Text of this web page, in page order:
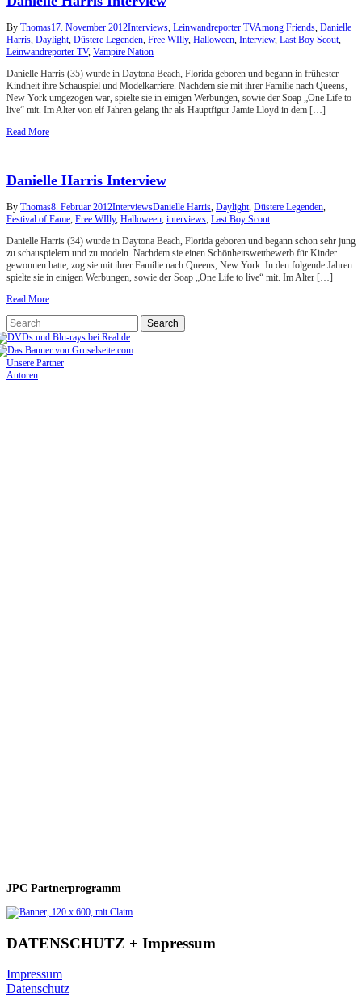
By Thomas17. November 2012Interviews, Leinwandreporter TVAmong Friends, Danielle
Harris, Daylight, Düstere Legenden, Free WIlly, Halloween, Interview, Last Boy Scout,
Leinwandreporter TV, Vampire Nation
Danielle Harris (35) wurde in Daytona Beach, Florida geboren und begann in frühester
Kindheit ihre Schauspiel und Modelkarriere. Nachdem sie mit ihrer Familie nach Queens,
New York umgezogen war, spielte sie in einigen Werbungen, sowie der Soap „One Life to
live“ mit. Im Alter von elf Jahren gelang ihr als Hauptfigur Jamie Lloyd in dem […]
Read More
Danielle Harris Interview
By Thomas8. Februar 2012InterviewsDanielle Harris Daylight Düstere Legenden
Festival of Fame Free WIlly, Halloween interviews Last Boy Scout
Danielle Harris (34) wurde in Daytona Beach, Florida geboren und begann schon sehr jung
zu schauspielern und zu modeln. Nachdem sie einen Schönheitswettbewerb für Kinder
gewonnen hatte, zog sie mit ihrer Familie nach Queens, New York. In den folgende Jahren
spielte sie in einigen Werbungen, sowie der Soap „One Life to live“ mit. Im Alter […]
Read More
Unsere Partner
Autoren
JPC Partnerprogramm
DATENSCHUTZ + Impressum
Impressum
Datenschutz